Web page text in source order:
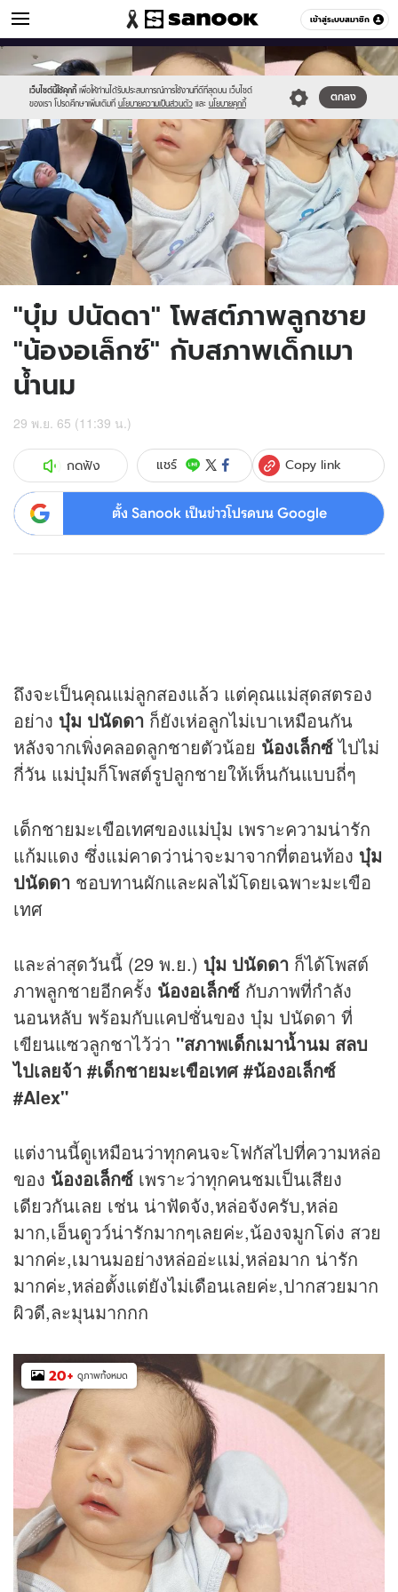
เข้าสู่ระบบสมาชิก
ข่าวบันเทิง หมวดอื่นๆ
เว็บไซต์นี้ใช้คุกกี้ เพื่อให้ท่านได้รับประสบการณ์การใช้งานที่ดีที่สุดบน เว็บไซต์
ของเรา โปรดศึกษาเพิ่มเติมที่ นโยบายความเป็นส่วนตัว และ นโยบายคุกกี้
ตกลง
Sanook
//s.isanook.com/sr/0/images/logo-
new-
sanook.png
600
//s.isanook.com/ns/0/ud/1732/8662034/boom55.jpg
"บุ๋ม ปนัดดา" โพสต์ภาพลูกชาย
"น้องอเล็กซ์" กับสภาพเด็กเมา
น้ำนม
29 พ.ย. 65 (11:39 น.)
กดฟัง แชร์ Copy link
ตั้ง Sanook เป็นข่าวโปรดบน Google
ถึงจะเป็นคุณแม่ลูกสองแล้ว แต่คุณแม่สุดสตรอง
อย่าง บุ๋ม ปนัดดา ก็ยังเห่อลูกไม่เบาเหมือนกัน
หลังจากเพิ่งคลอดลูกชายตัวน้อย น้องเล็กซ์ไปไม่
กี่วัน แม่บุ๋มก็โพสต์รูปลูกชายให้เห็นกันแบบถี่ๆ
เด็กชายมะเขือเทศของแม่บุ๋ม เพราะความน่ารัก
แก้มแดง ซึ่งแม่คาดว่าน่าจะมาจากที่ตอนท้อง บุ๋ม
ปนัดดา ชอบทานผักและผลไม้โดยเฉพาะมะเขือ
เทศ
และล่าสุดวันนี้ (29 พ.ย.) บุ๋ม ปนัดดา ก็ได้โพสต์
ภาพลูกชายอีกครั้ง น้องอเล็กซ์ กับภาพที่กำลัง
นอนหลับ พร้อมกับแคปชั่นของ บุ๋ม ปนัดดา ที่
เขียนแซวลูกชาไว้ว่า "สภาพเด็กเมาน้ำนม สลบ
ไปเลยจ้า #เด็กชายมะเขือเทศ #น้องอเล็กซ์
#Alex"
แต่งานนี้ดูเหมือนว่าทุกคนจะโฟกัสไปที่ความหล่อ
ของ น้องอเล็กซ์ เพราะว่าทุกคนชมเป็นเสียง
เดียวกันเลย เช่น น่าฟัดจัง,หล่อจังครับ,หล่อ
มาก,เอ็นดูวว์น่ารักมากๆเลยค่ะ,น้องจมูกโด่ง สวย
มากค่ะ,เมานมอย่างหล่ออ่ะแม่,หล่อมาก น่ารัก
มากค่ะ,หล่อตั้งแต่ยังไม่เดือนเลยค่ะ,ปากสวยมาก
ผิวดี,ละมุนมากกก
20+ ดูภาพทั้งหมด